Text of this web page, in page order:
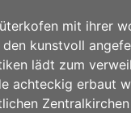
mit ihrer
den kunstvoll
lädt zum
achteckig erbaut